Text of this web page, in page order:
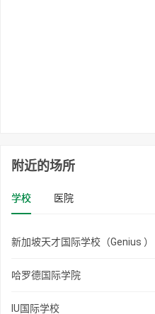
附近的场所
学校 医院
新加坡天才国际学校（Genius ）
哈罗德国际学院
IU国际学校